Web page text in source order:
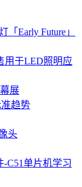
Early Future」
用于LED照明应
展
趋势
头
C51单片机学习